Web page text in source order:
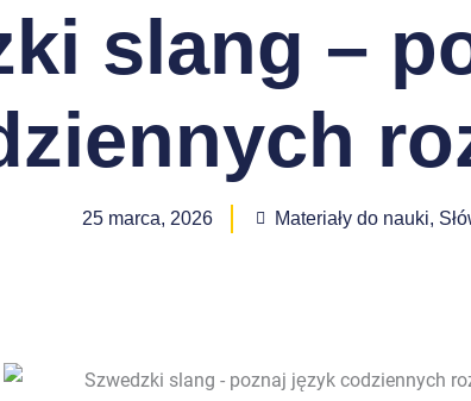
slang –
25 marca, 2026 Materiały do nauki,